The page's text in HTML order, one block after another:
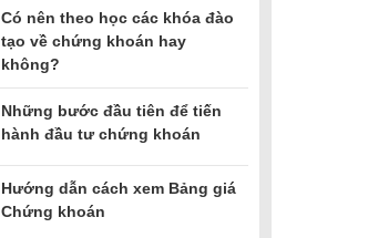
Có nên theo học các khóa đào
tạo về chứng khoán hay
không?
Những bước đầu tiên để tiến
hành đầu tư chứng khoán
Hướng dẫn cách xem Bảng giá
Chứng khoán